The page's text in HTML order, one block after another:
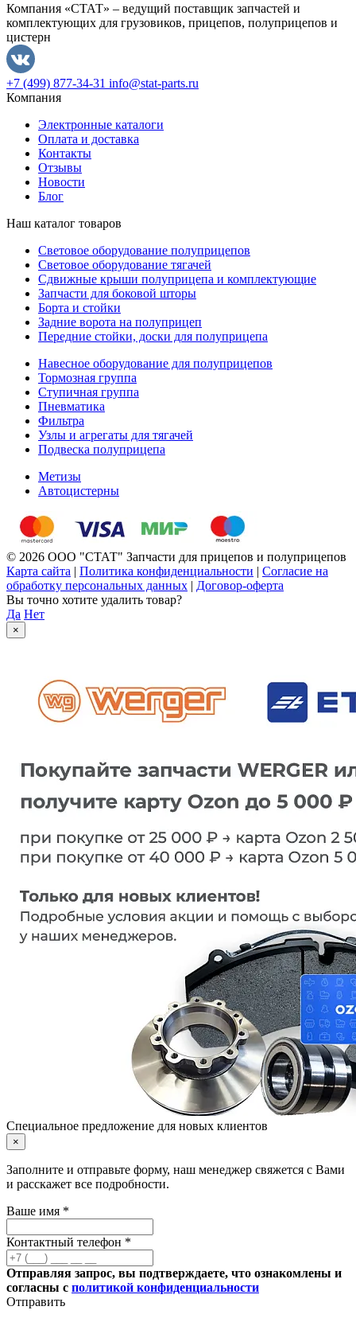
Компания «СТАТ» – ведущий поставщик запчастей и
комплектующих для грузовиков, прицепов, полуприцепов и
цистерн
+7 (499) 877-34-31 info@stat-parts.ru
Компания
Электронные каталоги
Оплата и доставка
Контакты
Отзывы
Новости
Блог
Наш каталог товаров
Световое оборудование полуприцепов
Световое оборудование тягачей
Сдвижные крыши полуприцепа и комплектующие
Запчасти для боковой шторы
Борта и стойки
Задние ворота на полуприцеп
Передние стойки, доски для полуприцепа
Навесное оборудование для полуприцепов
Тормозная группа
Ступичная группа
Пневматика
Фильтра
Узлы и агрегаты для тягачей
Подвеска полуприцепа
Метизы
Автоцистерны
© 2026 ООО "СТАТ" Запчасти для прицепов и полуприцепов
Карта сайта | Политика конфиденциальности | Согласие на
обработку персональных данных | Договор-оферта
Вы точно хотите удалить товар?
Да Нет
×
Специальное предложение для новых клиентов
×
Заполните и отправьте форму, наш менеджер свяжется с Вами
и расскажет все подробности.
Ваше имя *
Контактный телефон *
Отправляя запрос, вы подтверждаете, что ознакомлены и
согласны с политикой конфиденциальности
Отправить